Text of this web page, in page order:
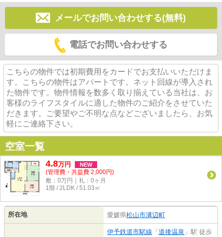
メールでお問い合わせする(無料)
電話でお問い合わせする
こちらの物件では初期費用をカードでお支払いいただけま
す。こちらの物件はアパートです。ネット回線が導入され
た物件です。物件情報を数多く取り揃えている当社は、お
客様のライフスタイルに適した物件のご紹介をさせていた
だきます。ご要望やご不明な点などございましたら、お気
軽にご連絡下さい。
空室一覧
4.8万円 NEW
(管理費・共益費 2,000円)
敷：0万円｜礼：0ヶ月
1階 / 2LDK / 51.03㎡
所在地 愛媛県松山市溝辺町
伊予鉄道市駅線 「 道後温泉 」駅 徒歩